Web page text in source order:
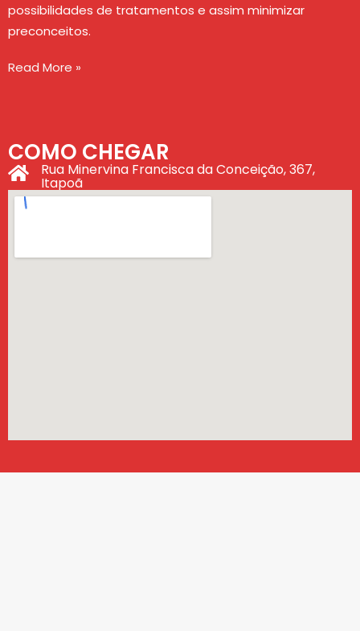
possibilidades de tratamentos e assim minimizar
preconceitos.
Read More »
COMO CHEGAR
Rua Minervina Francisca da Conceição, 367,
Itapoã